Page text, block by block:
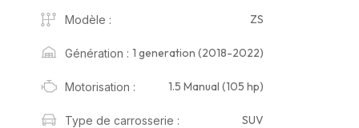
Modèle : ZS
Génération : 1 generation (2018-2022)
Motorisation : 1.5 Manual (105 hp)
Type de carrosserie : SUV